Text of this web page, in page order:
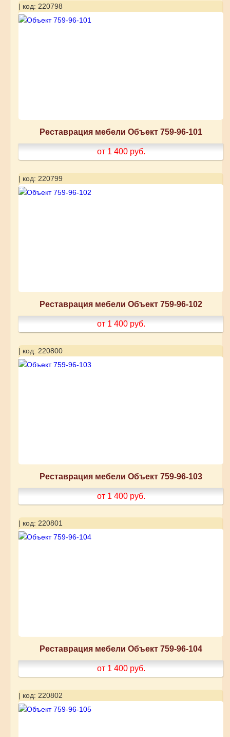
| код: 220798
Реставрация мебели Объект 759-96-101
от 1 400 руб.
| код: 220799
Реставрация мебели Объект 759-96-102
от 1 400 руб.
| код: 220800
Реставрация мебели Объект 759-96-103
от 1 400 руб.
| код: 220801
Реставрация мебели Объект 759-96-104
от 1 400 руб.
| код: 220802